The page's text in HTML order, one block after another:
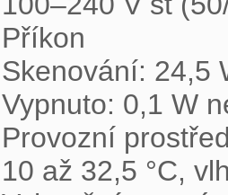
Příkon
Skenování: 24,5
Vypnuto: 0,1 W
Provozní
10 až 32,5 °C,